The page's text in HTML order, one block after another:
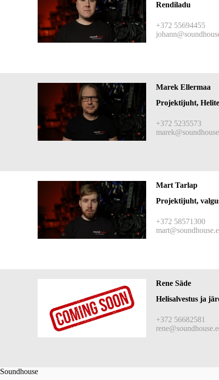
Rendiladu
+372 55694455
Marek Ellermaa
Projektijuht,
+372 5235573
Mart Tarlap
Projektijuht,
+372 58571300
Rene Säde
Helisalvestus ja
+372 56682581
Soundhouse